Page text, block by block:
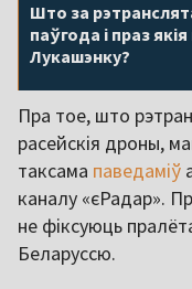
Што за
паўгода і праз
Лукашэнку?
Пра тое, што
расейскія дроны,
таксама паведаміў
каналу «єРадар».
не фіксуюць
Беларуссю.